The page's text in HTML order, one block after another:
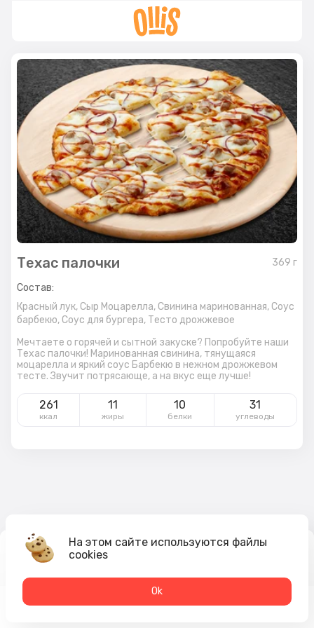
Техас палочки 369 г
Состав:
Красный лук, Сыр Моцарелла, Свинина маринованная, Соус
барбекю, Соус для бургера, Тесто дрожжевое
Мечтаете о горячей и сытной закуске? Попробуйте наши
Техас палочки! Маринованная свинина, тянущаяся
моцарелла и яркий соус Барбекю в нежном дрожжевом
тесте. Звучит потрясающе, а на вкус еще лучше!
261
ккал
11
жиры
10
белки
31
углеводы
410₽
На этом сайте используются файлы
cookies
Оk